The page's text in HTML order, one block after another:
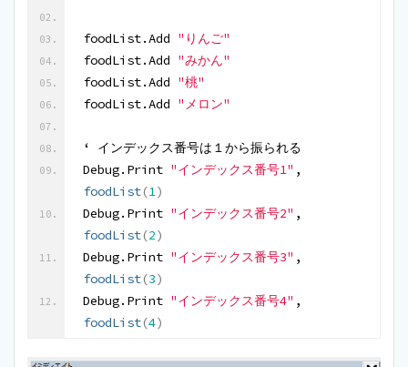
foodList.Add "りんご"
foodList.Add "みかん"
foodList.Add "桃"
foodList.Add "メロン"
‘ インデックス番号は１から振られる
Debug.Print "インデックス番号1"
foodList(1)
Debug.Print "インデックス番号2"
foodList(2)
Debug.Print "インデックス番号3"
foodList(3)
Debug.Print "インデックス番号4"
foodList(4)